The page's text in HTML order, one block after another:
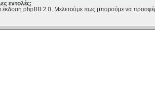
εντολές;
phpBB 2.0. Μελετούμε πως μπορούμε να